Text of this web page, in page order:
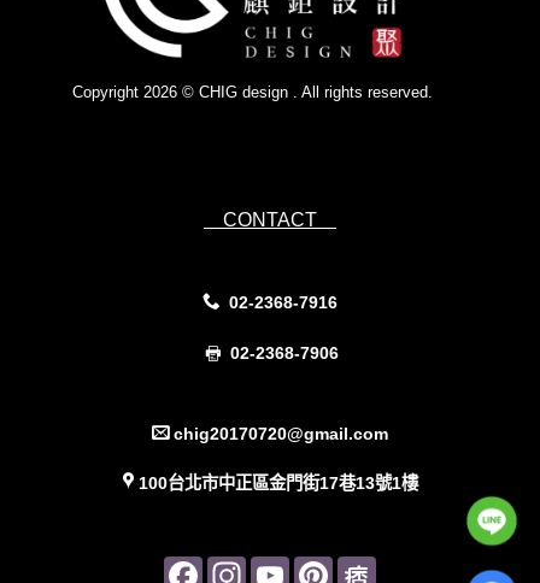
Copyright 2026 © CHIG design . All rights reserved.
CONTACT
02-2368-7916
02-2368-7906
chig20170720@gmail.com
100台北市中正區金門街17巷13號1樓
FacebookInstagramYouTubePinterest